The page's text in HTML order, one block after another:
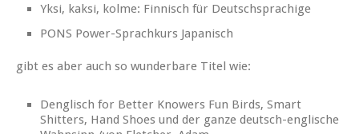
Yksi, kaksi, kolme: Finnisch für Deutschsprachige
PONS Power-Sprachkurs Japanisch
gibt es aber auch so wunderbare Titel wie:
Denglisch for Better Knowers Fun Birds, Smart
Shitters, Hand Shoes und der ganze deutsch-englische